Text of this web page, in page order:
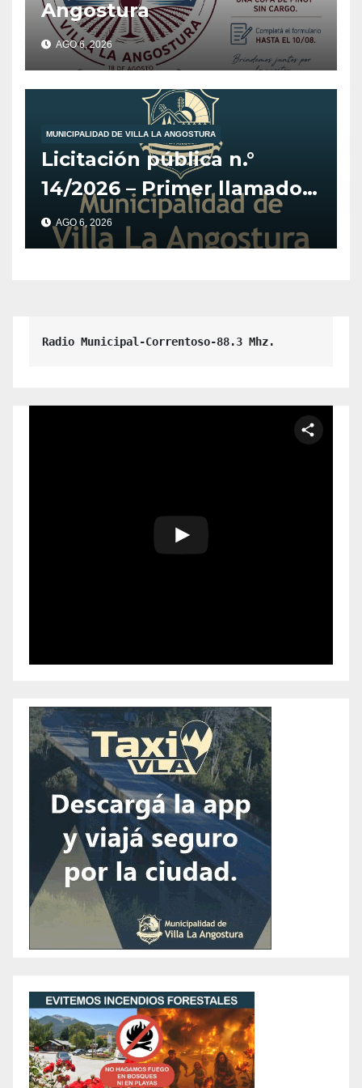
Angostura
AGO 6, 2026
MUNICIPALIDAD DE VILLA LA ANGOSTURA
Licitación pública n.°
14/2026 – Primer llamado
para la adquisición de
vehículo adaptado para
AGO 6, 2026
Radio Municipal-Correntoso-88.3 Mhz.